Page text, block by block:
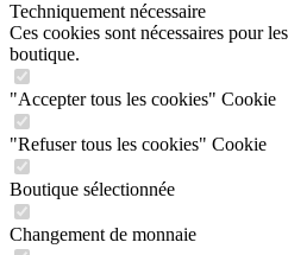
Techniquement nécessaire
Ces cookies sont nécessaires pour
boutique.
"Accepter tous les cookies" Cookie
"Refuser tous les cookies" Cookie
Boutique sélectionnée
Changement de monnaie